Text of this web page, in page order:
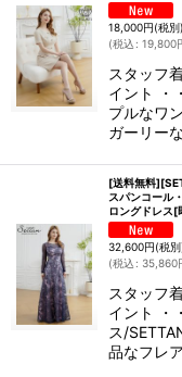
18,000円(税別)
(税込: 19,800
スタッフ
イント ・
プルなワ
ガーリー
[送料無料
スパンコール
ロングドレス[
32,600円(税
(税込 : 35,860
スタッフ
イント ・
ス/
品なフレ